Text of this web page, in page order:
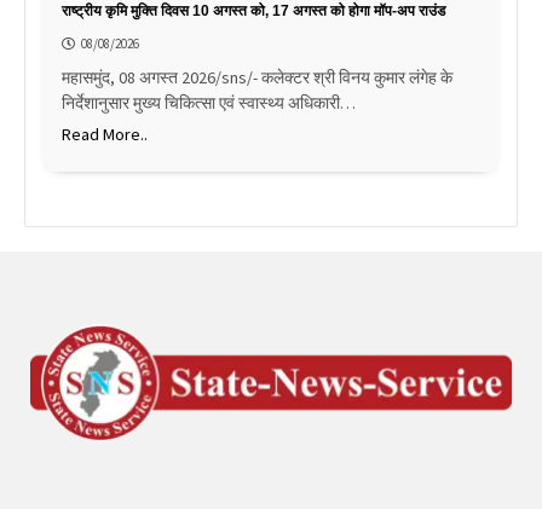
राष्ट्रीय कृमि मुक्ति दिवस 10 अगस्त को, 17 अगस्त को होगा मॉप-अप राउंड
08/08/2026
महासमुंद, 08 अगस्त 2026/sns/- कलेक्टर श्री विनय कुमार लंगेह के
निर्देशानुसार मुख्य चिकित्सा एवं स्वास्थ्य अधिकारी…
Read More..